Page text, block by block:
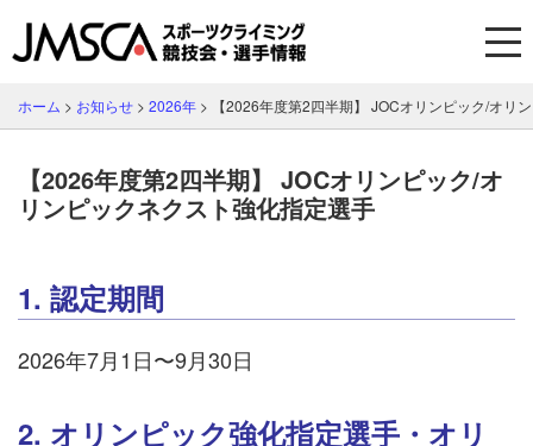
ホーム > お知らせ > 2026年 > 【2026年度第2四半期】 JOCオリンピック/オリ
【2026年度第2四半期】 JOCオリンピック/オ
リンピックネクスト強化指定選手
1. 認定期間
2026年7月1日〜9月30日
2. オリンピック強化指定選手・オリ